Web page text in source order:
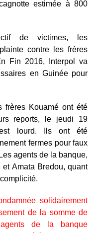
estimée à 800
de victimes, les
contre les frères
Fin 2016, Interpol va
en Guinée pour
frères Kouamé ont été
reports, le jeudi 19
lourd. Ils ont été
fermes pour faux
agents de la banque,
Amata Bredou, quant
solidairement
de la somme de
de la banque